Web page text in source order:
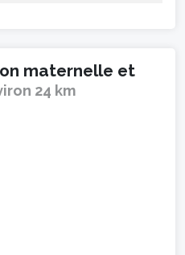
maternelle et
24 km